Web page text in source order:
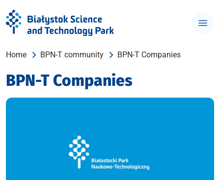
Home BPN-T community BPN-T Companies
BPN-T Companies